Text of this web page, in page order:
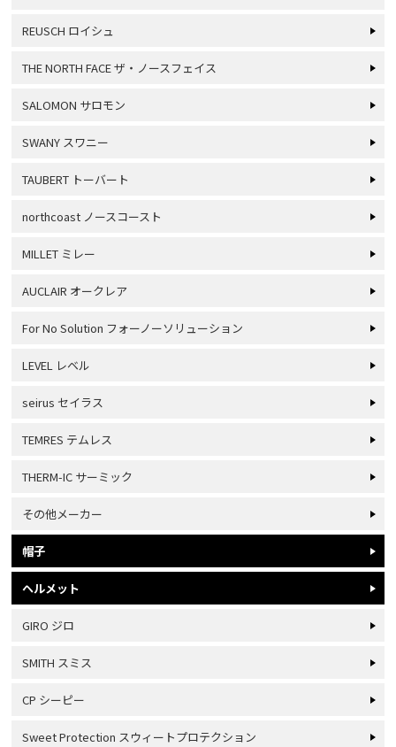
REUSCH ロイシュ
THE NORTH FACE ザ・ノースフェイス
SALOMON サロモン
SWANY スワニー
TAUBERT トーバート
northcoast ノースコースト
MILLET ミレー
AUCLAIR オークレア
For No Solution フォーノーソリューション
LEVEL レベル
seirus セイラス
TEMRES テムレス
THERM-IC サーミック
その他メーカー
帽子
ヘルメット
GIRO ジロ
SMITH スミス
CP シーピー
Sweet Protection スウィートプロテクション